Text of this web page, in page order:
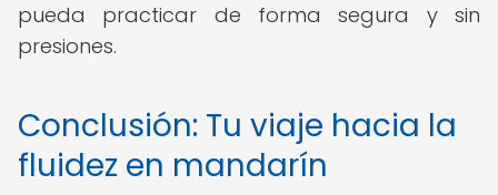
pueda practicar de forma segura y sin
presiones.
Conclusión: Tu viaje hacia la
fluidez en mandarín